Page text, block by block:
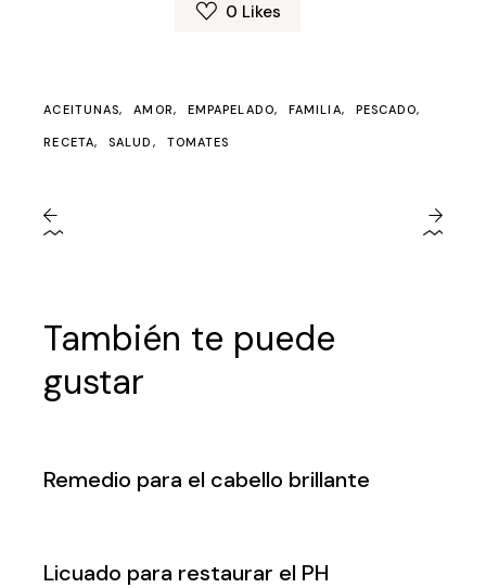
0 Likes
ACEITUNAS AMOR EMPAPELADO FAMILIA PESCADO
RECETA SALUD TOMATES
También te puede
gustar
Remedio para el cabello brillante
Licuado para restaurar el PH